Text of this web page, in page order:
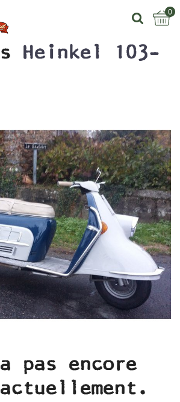
0
Heinkel 103-
encore